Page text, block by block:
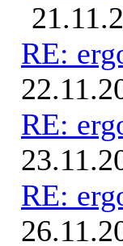
RE:
RE:
RE: